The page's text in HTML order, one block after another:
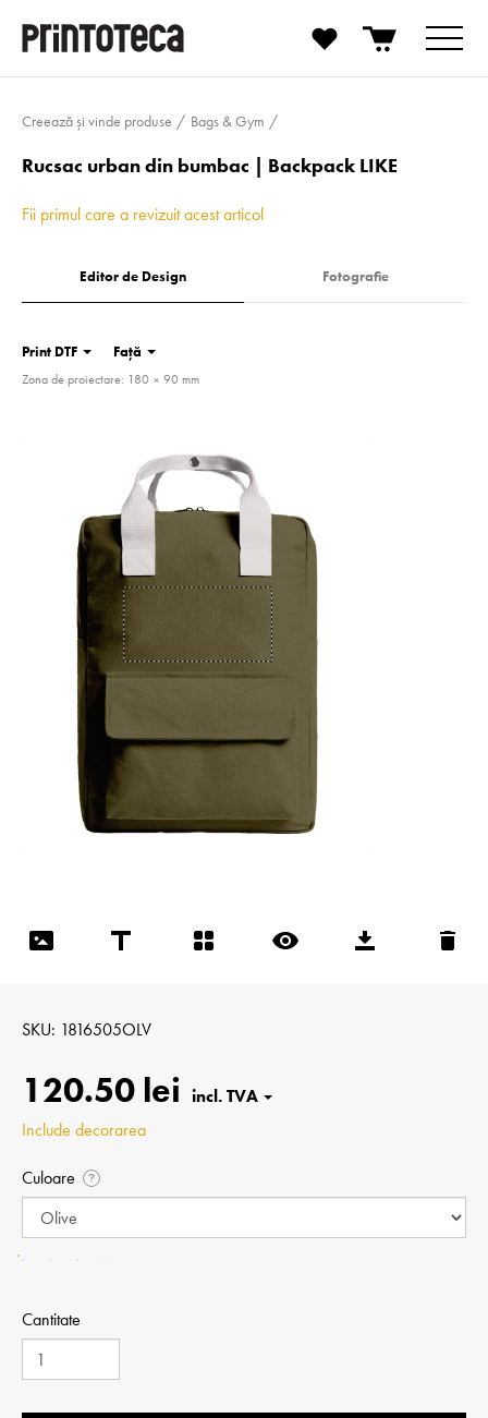
Creează și vinde produse Bags & Gym
Rucsac urban din bumbac | Backpack LIKE
Fii primul care a revizuit acest articol
Editor de Design Fotografie
Print DTF Față
Zona de proiectare: 180 × 90 mm
SKU 1816505OLV
120.50 lei
Include decorarea
Culoare ?
Cantitate